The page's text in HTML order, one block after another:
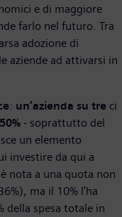
e di maggiore
farlo nel futuro. Tra
adozione di
aziende ad attivarsi in
: un’azienda su tre ci
50% - soprattutto del
un elemento
investire da qui a
nota a una quota non
ma il 10% l’ha
della spesa totale in